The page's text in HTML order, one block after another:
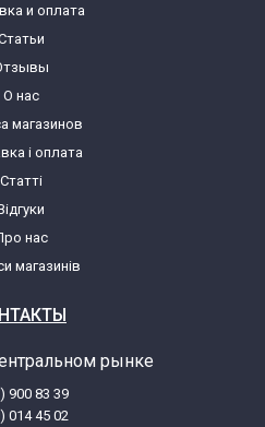
и оплата
О нас
магазинов
і оплата
Статті
нас
магазинів
рынке
900 83 39
014 45 02